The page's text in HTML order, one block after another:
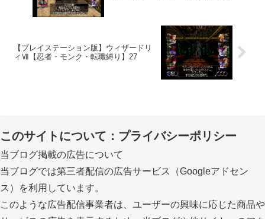
【プレイステーション版】ウィザードリ
ィⅦ【忍者・モンク・転職縛り】27
このサイトについて：プライバシーポリシー
当ブログ掲載の広告について
当ブログでは第三者配信の広告サービス（Googleアドセン
ス）を利用しています。
このような広告配信事業者は、ユーザーの興味に応じた商品や